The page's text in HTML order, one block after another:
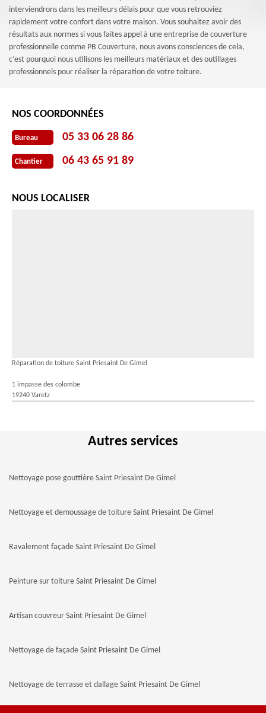
interviendrons dans les meilleurs délais pour que vous retrouviez
rapidement votre confort dans votre maison. Vous souhaitez avoir des
résultats aux normes si vous faites appel à une entreprise de couverture
professionnelle comme PB Couverture, nous avons consciences de cela,
c’est pourquoi nous utilisons les meilleurs matériaux et des outillages
professionnels pour réaliser la réparation de votre toiture.
NOS COORDONNÉES
Bureau 05 33 06 28 86
Chantier 06 43 65 91 89
NOUS LOCALISER
Réparation de toiture Saint Priesaint De Gimel
1 impasse des colombe
19240 Varetz
Autres services
Nettoyage pose gouttière Saint Priesaint De Gimel
Nettoyage et demoussage de toiture Saint Priesaint De Gimel
Ravalement façade Saint Priesaint De Gimel
Peinture sur toiture Saint Priesaint De Gimel
Artisan couvreur Saint Priesaint De Gimel
Nettoyage de façade Saint Priesaint De Gimel
Nettoyage de terrasse et dallage Saint Priesaint De Gimel